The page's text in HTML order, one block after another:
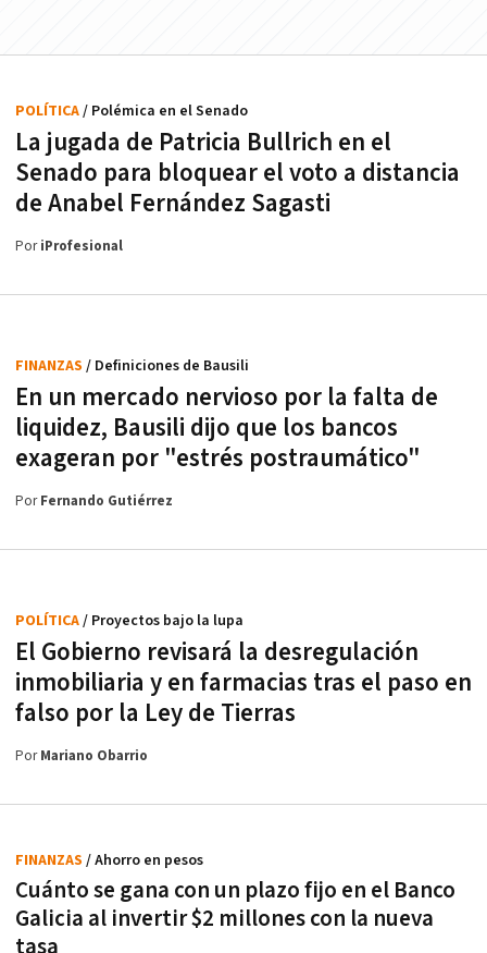
La jugada de Patricia Bullrich en el
Senado para bloquear el voto a distancia
de Anabel Fernández Sagasti
POLÍTICA/ Polémica en el Senado
PoriProfesional
En un mercado nervioso por la falta de
liquidez, Bausili dijo que los bancos
exageran por "estrés postraumático"
FINANZAS / Definiciones de Bausili
PorFernando Gutiérrez
El Gobierno revisará la desregulación
inmobiliaria y en farmacias tras el paso en
falso por la Ley de Tierras
POLÍTICA/ Proyectos bajo la lupa
PorMariano Obarrio
Cuánto se gana con un plazo fijo en el Banco
Galicia al invertir $2 millones con la nueva
tasa
FINANZAS / Ahorro en pesos